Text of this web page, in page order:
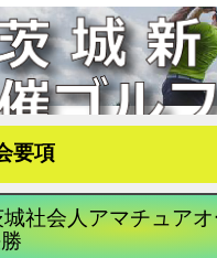
要項
社会人アマチュア